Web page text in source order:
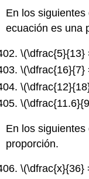
En los
ecuación es una
\(\dfrac{5}{13}
\(\dfrac{16}{7}
En los
proporción.
\(\dfrac{x}{36}